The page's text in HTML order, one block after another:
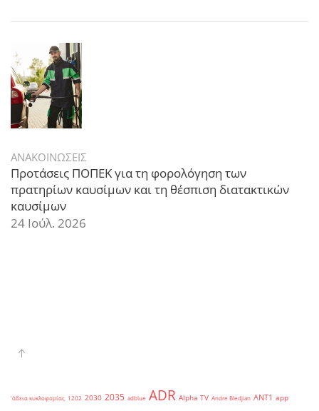
ΑΝΑΚΟΙΝΩΣΕΙΣ
Προτάσεις ΠΟΠΕΚ για τη φορολόγηση των
πρατηρίων καυσίμων και τη θέσπιση διατακτικών
καυσίμων
24 Ιούλ. 2026
'άδεια κυκλοφορίας 1202 2030 2035 adblue ADR Alpha TV Andre Bledjian ANT1 app